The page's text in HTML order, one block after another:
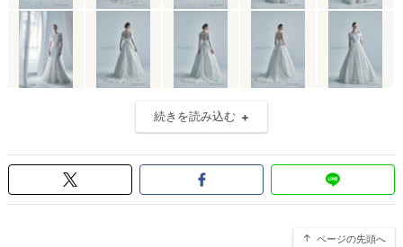
続きを読み込む
ページの先頭へ